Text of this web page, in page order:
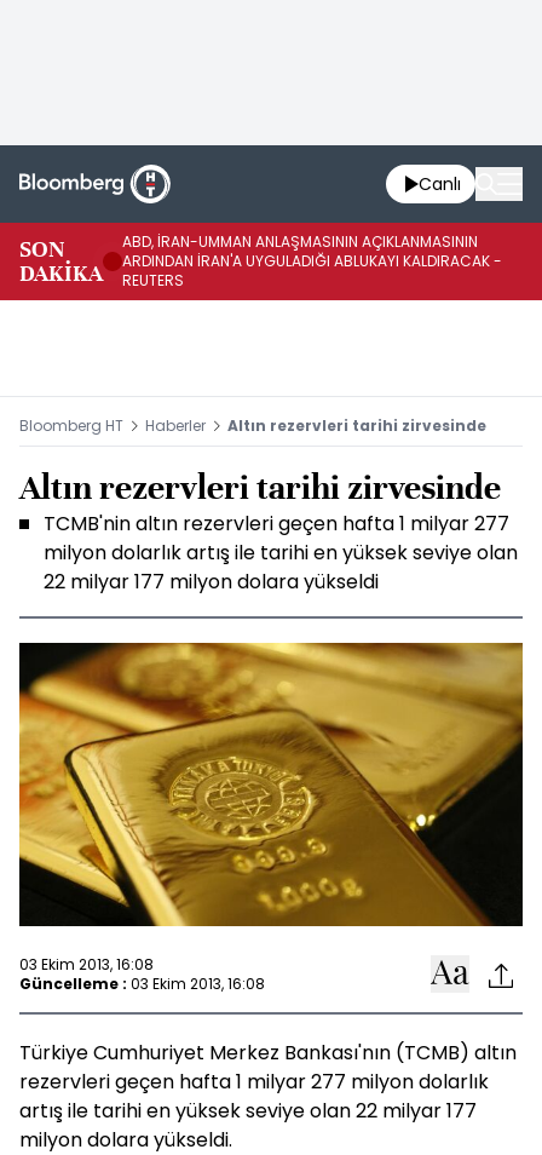
Canlı
SON
DAKİKA
ABD, İRAN-UMMAN ANLAŞMASININ AÇIKLANMASININ
ARDINDAN İRAN'A UYGULADIĞI ABLUKAYI KALDIRACAK -
REUTERS
Bloomberg HT Haberler Altın rezervleri tarihi zirvesinde
Altın rezervleri tarihi zirvesinde
TCMB'nin altın rezervleri geçen hafta 1 milyar 277
milyon dolarlık artış ile tarihi en yüksek seviye olan
22 milyar 177 milyon dolara yükseldi
03 Ekim 2013, 16:08
Güncelleme : 03 Ekim 2013, 16:08
Türkiye Cumhuriyet Merkez Bankası'nın (TCMB) altın
rezervleri geçen hafta 1 milyar 277 milyon dolarlık
artış ile tarihi en yüksek seviye olan 22 milyar 177
milyon dolara yükseldi.